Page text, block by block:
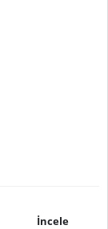
İncele